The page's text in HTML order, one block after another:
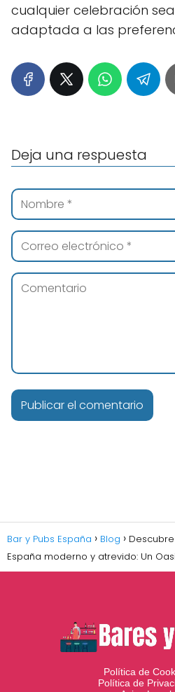
cualquier celebración
adaptada a las
Deja una respuesta
Bar y Pubs España Blog
España moderno y atrevido: Un
Política de
Política de